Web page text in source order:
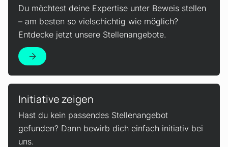
Du möchtest deine Expertise unter Beweis stellen
– am besten so vielschichtig wie möglich?
Entdecke jetzt unsere Stellenangebote.
Initiative zeigen
Hast du kein passendes Stellenangebot
gefunden? Dann bewirb dich einfach initiativ bei
uns.